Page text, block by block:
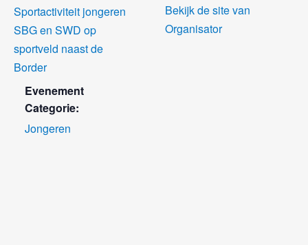
Sportactiviteit jongeren
SBG en SWD op
sportveld naast de
Border
Evenement
Categorie:
Jongeren
Bekijk de site van
Organisator